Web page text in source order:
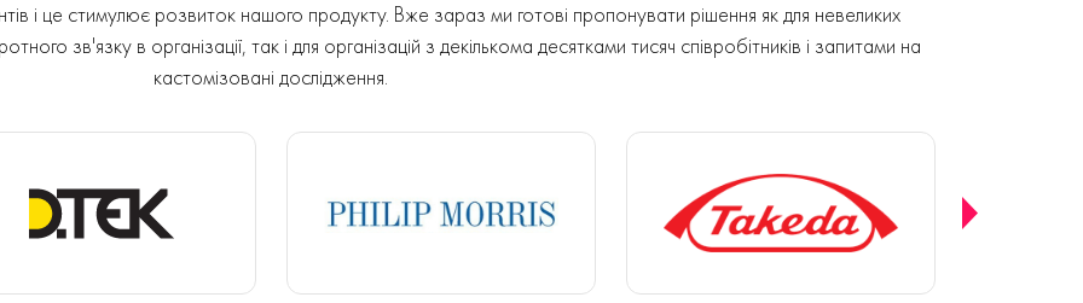
і це стимулює розвиток нашого продукту. Вже зараз ми готові пропонувати рішення як для невеликих
зв'язку в організації, так і для організацій з декількома десятками тисяч співробітників і запитами на
кастомізовані дослідження.